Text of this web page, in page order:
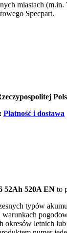
miastach (m.in.
Specpart.
Płatność i dostawa
52Ah 520A EN to
typów
okresów letnich